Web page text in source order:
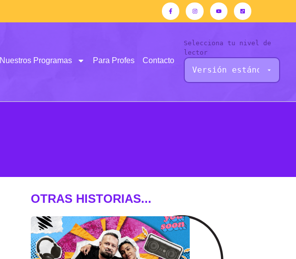
Nuestros Programas Para Profes Contacto
Selecciona tu nivel de
lector
OTRAS HISTORIAS...